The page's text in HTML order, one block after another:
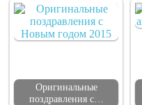
Оригинальные
поздравления с…